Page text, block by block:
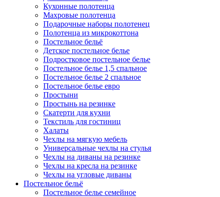
Кухонные полотенца
Махровые полотенца
Подарочные наборы полотенец
Полотенца из микрокоттона
Постельное бельё
Детское постельное белье
Подростковое постельное белье
Постельное белье 1,5 спальное
Постельное белье 2 спальное
Постельное белье евро
Простыни
Простынь на резинке
Скатерти для кухни
Текстиль для гостиниц
Халаты
Чехлы на мягкую мебель
Универсальные чехлы на стулья
Чехлы на диваны на резинке
Чехлы на кресла на резинке
Чехлы на угловые диваны
Постельное бельё
Постельное белье семейное